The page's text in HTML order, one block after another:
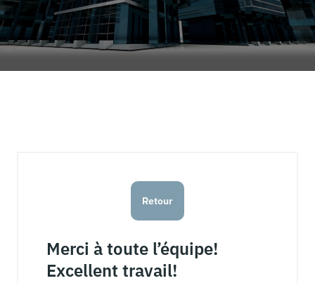
Retour
Merci à toute l’équipe!
Excellent travail!